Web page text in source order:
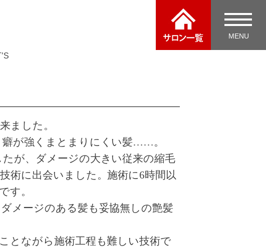
ました。
癖が強くまとまりにくい髪……。
たが、ダメージの大きい従来の縮毛
術に出会いました。施術に6時間以
す。
ダメージのある髪も妥協無しの艶髪
ことながら施術工程も難しい技術で